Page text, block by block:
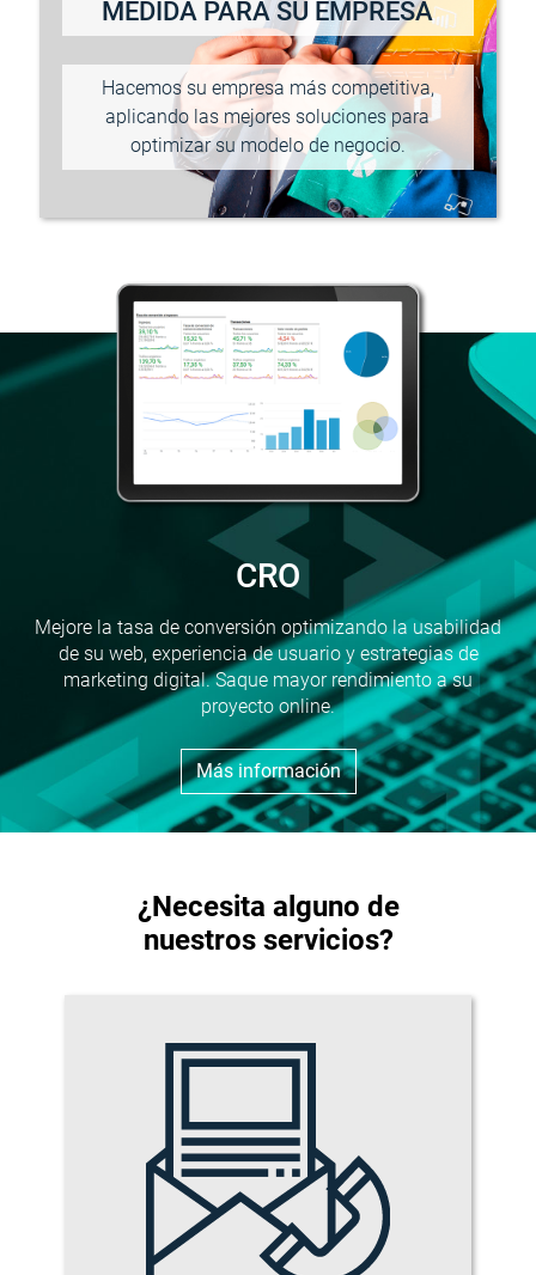
MEDIDA PARA SU EMPRESA
Hacemos su empresa más competitiva,
aplicando las mejores soluciones para
optimizar su modelo de negocio.
CRO
Mejore la tasa de conversión optimizando la usabilidad
de su web, experiencia de usuario y estrategias de
marketing digital. Saque mayor rendimiento a su
proyecto online.
Más información
¿Necesita alguno de
nuestros servicios?